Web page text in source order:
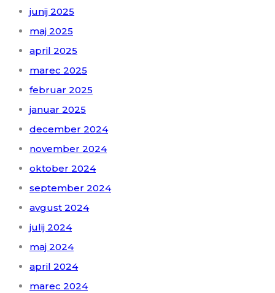
junij 2025
maj 2025
april 2025
marec 2025
februar 2025
januar 2025
december 2024
november 2024
oktober 2024
september 2024
avgust 2024
julij 2024
maj 2024
april 2024
marec 2024